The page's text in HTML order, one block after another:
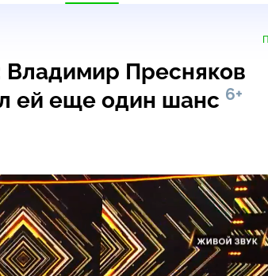
Пресняков
ей еще один шанс 6+